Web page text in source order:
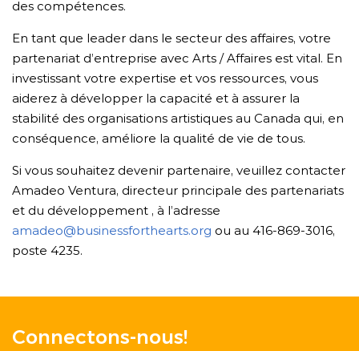
des compétences.
En tant que leader dans le secteur des affaires, votre
partenariat d’entreprise avec Arts / Affaires est vital. En
investissant votre expertise et vos ressources, vous
aiderez à développer la capacité et à assurer la
stabilité des organisations artistiques au Canada qui, en
conséquence, améliore la qualité de vie de tous.
Si vous souhaitez devenir partenaire, veuillez contacter
Amadeo Ventura, directeur principale des partenariats
et du développement , à l’adresse
amadeo@businessforthearts.org ou au 416-869-3016,
poste 4235.
Connectons-nous!